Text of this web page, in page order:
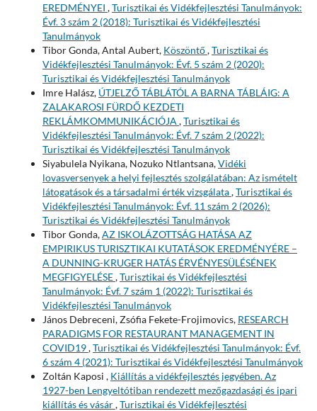
EREDMÉNYEI ,Turisztikai és Vidékfejlesztési Tanulmányok:
Évf. 3 szám 2 (2018): Turisztikai és Vidékfejlesztési
Tanulmányok
Tibor Gonda, Antal Aubert, Köszöntő,Turisztikai és
Vidékfejlesztési Tanulmányok: Évf. 5 szám 2 (2020):
Turisztikai és Vidékfejlesztési Tanulmányok
Imre Halász, ÚTJELZŐ TÁBLÁTÓL A BARNA TÁBLÁIG: A
ZALAKAROSI FÜRDŐ KEZDETI
REKLÁMKOMMUNIKÁCIÓJA ,Turisztikai és
Vidékfejlesztési Tanulmányok: Évf. 7 szám 2 (2022):
Turisztikai és Vidékfejlesztési Tanulmányok
Siyabulela Nyikana, Nozuko Ntlantsana,Vidéki
lovasversenyek a helyi fejlesztés szolgálatában: Az ismételt
látogatások és a társadalmi érték vizsgálata,Turisztikai és
Vidékfejlesztési Tanulmányok: Évf. 11 szám 2 (2026):
Turisztikai és Vidékfejlesztési Tanulmányok
Tibor Gonda,AZ ISKOLÁZOTTSÁG HATÁSA AZ
EMPIRIKUS TURISZTIKAI KUTATÁSOK EREDMÉNYÉRE –
A DUNNING-KRUGER HATÁS ÉRVÉNYESÜLÉSÉNEK
MEGFIGYELÉSE,Turisztikai és Vidékfejlesztési
Tanulmányok: Évf. 7 szám 1 (2022): Turisztikai és
Vidékfejlesztési Tanulmányok
János Debreceni, Zsófia Fekete-Frojimovics, RESEARCH
PARADIGMS FOR RESTAURANT MANAGEMENT IN
COVID19,Turisztikai és Vidékfejlesztési Tanulmányok: Évf.
6 szám 4 (2021): Turisztikai és Vidékfejlesztési Tanulmányok
Zoltán Kaposi , Kiállítás a vidékfejlesztés jegyében. Az
1927-ben Lengyeltótiban rendezett mezőgazdasági és ipari
kiállítás és vásár,Turisztikai és Vidékfejlesztési